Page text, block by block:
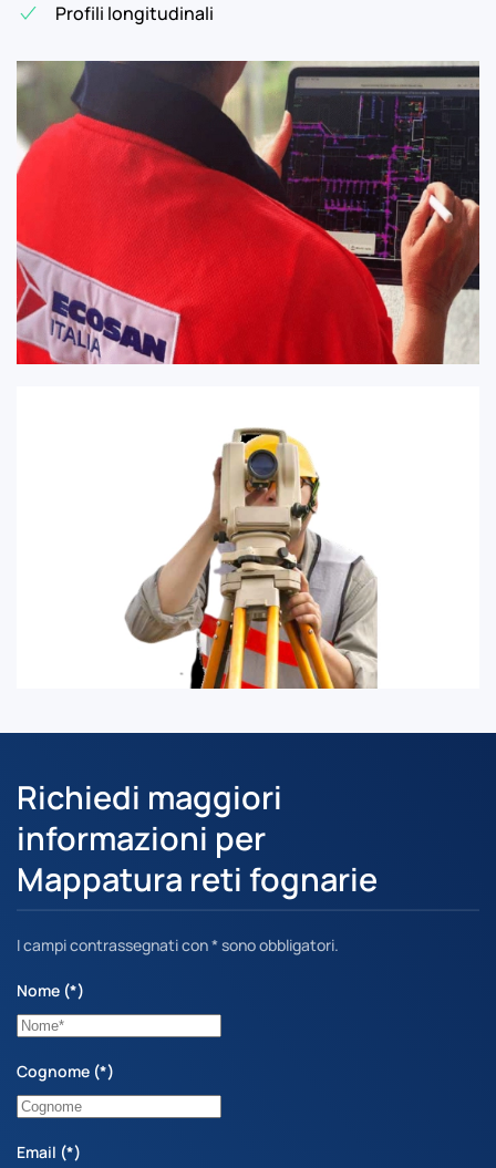
Profili longitudinali
Richiedi maggiori
informazioni per
Mappatura reti fognarie
I campi contrassegnati con * sono obbligatori.
Nome (*)
Cognome (*)
Email (*)